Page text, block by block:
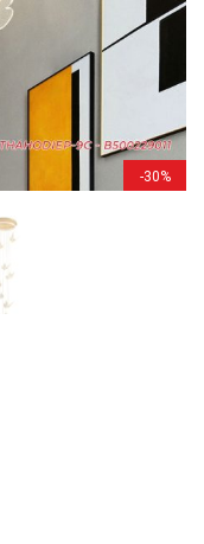
-30%